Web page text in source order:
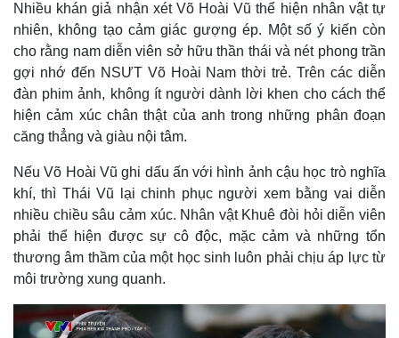
Nhiều khán giả nhận xét Võ Hoài Vũ thể hiện nhân vật tự
nhiên, không tạo cảm giác gượng ép. Một số ý kiến còn
cho rằng nam diễn viên sở hữu thần thái và nét phong trần
gợi nhớ đến NSƯT Võ Hoài Nam thời trẻ. Trên các diễn
đàn phim ảnh, không ít người dành lời khen cho cách thể
hiện cảm xúc chân thật của anh trong những phân đoạn
căng thẳng và giàu nội tâm.
Nếu Võ Hoài Vũ ghi dấu ấn với hình ảnh cậu học trò nghĩa
khí, thì Thái Vũ lại chinh phục người xem bằng vai diễn
nhiều chiều sâu cảm xúc. Nhân vật Khuê đòi hỏi diễn viên
phải thể hiện được sự cô độc, mặc cảm và những tổn
thương âm thầm của một học sinh luôn phải chịu áp lực từ
môi trường xung quanh.